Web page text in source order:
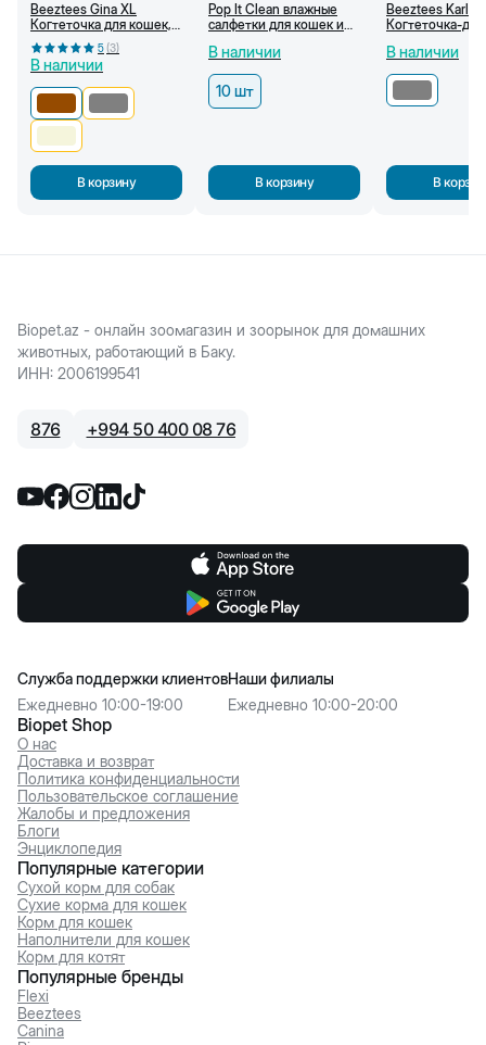
Beeztees Gina XL
Когтеточка для кошек,
40x40x90 см,
Коричневая
5(3)
В наличии
В корзину
Pop It Clean влажные
салфетки для кошек и
В наличии
10 шт
В корзину
Beeztees Karlie
Когтеточка-
В наличии
В
Biopet.az - онлайн зоомагазин и зоорынок для домашних
животных, работающий в Баку.
ИНН: 2006199541
876 +994 50 400 08 76
Biopet Shop
О нас
Доставка и возврат
Политика конфиденциальности
Пользовательское соглашение
Жалобы и предложения
Блоги
Энциклопедия
Служба поддержки клиентов
Ежедневно 10:00-19:00
Наши филиалы
Ежедневно 10:00-20:00
Популярные категории
Сухой корм для собак
Сухие корма для кошек
Корм для кошек
Наполнители для кошек
Корм для котят
Популярные бренды
Flexi
Beeztees
Canina